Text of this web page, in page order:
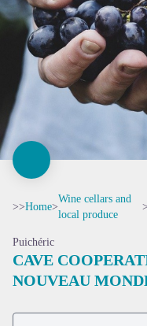
>>Home>
Wine cellars and
local produce
>
Puichéric
CAVE
NOUVEAU